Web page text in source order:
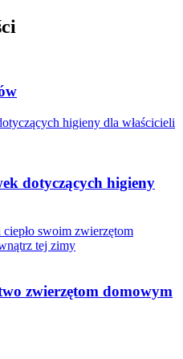
dotyczących higieny
zwierzętom domowym